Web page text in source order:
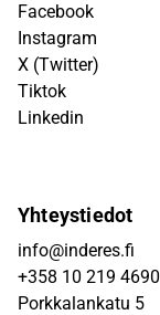
Facebook
Instagram
X (Twitter)
Tiktok
Linkedin
Yhteystiedot
info@inderes.fi
+358 10 219 4690
Porkkalankatu 5